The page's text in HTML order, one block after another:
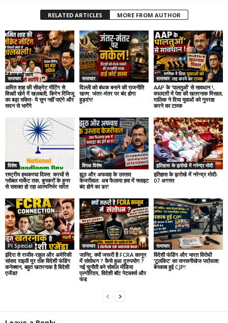
RELATED ARTICLES MORE FROM AUTHOR
समाचार
अमित शाह की सीक्रेट मीटिंग से
विपक्षी खेमे में खलबली, किरेन रिजिजू
का बड़ा संकेत- ये सुन नहीं पाएंगे और
सदन से भागेंगे
समाचार
दिल्ली को बंधक बनाने की राजनीति
खत्म: जंतर-मंतर पर बंद होगा
हुड़दंग!
समाचार
AAP के ‘पालतुओं’ से सावधान !,
वफादारी में पेश की खतरनाक मिसाल,
मालिक ने दिया युवाओं को गुमराह
करने का टास्क
विशेष
राष्ट्रीय हथकरघा दिवस: करघों से
ग्लोबल मार्केट तक, बुनकरों के हुनर
से सशक्त हो रहा आत्मनिर्भर भारत
विपक्ष विशेष
झूठ और अफवाह के उस्ताद
केजरीवाल: अब फैलाया हवा में फ्लाइट
बंद होने का डर!
इतिहास के झरोखे में नरेन्द्र मोदी
इतिहास के झरोखे में नरेन्द्र मोदीः
07 अगस्त
PI Special
इंदिरा से राजीव-राहुल और अमेरिकी
सांसद राइली मूर तक विदेशी फंडिंग
कनेक्शन, बहुत खतरनाक है विदेशी
एजेंडा!
समाचार
जानिए, क्यों जरूरी है FCRA कानून
में संशोधन ? कैसे हुआ दुरुपयोग ?
नई चुनौती बने सोशल मीडिया
एल्गोरिदम, विदेशी बॉट नेटवर्क्स और
फंड
समाचार
विदेशी फंडिंग और भारत विरोधी
‘टूलकिट’ का सनसनीखेज पर्दाफाश:
बेनकाब हुई CJP!